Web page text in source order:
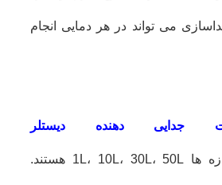
می تواند در هر دمایی انجام
جدایی دهنده دیستلر
اندازه ها 1L، 10L، 30L، 50L هستند.